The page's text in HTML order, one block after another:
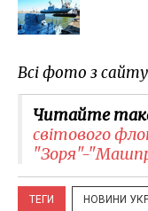
Всі фото з
Читайте
світового
"Зоря"-
ТЕГИ НОВИНИ